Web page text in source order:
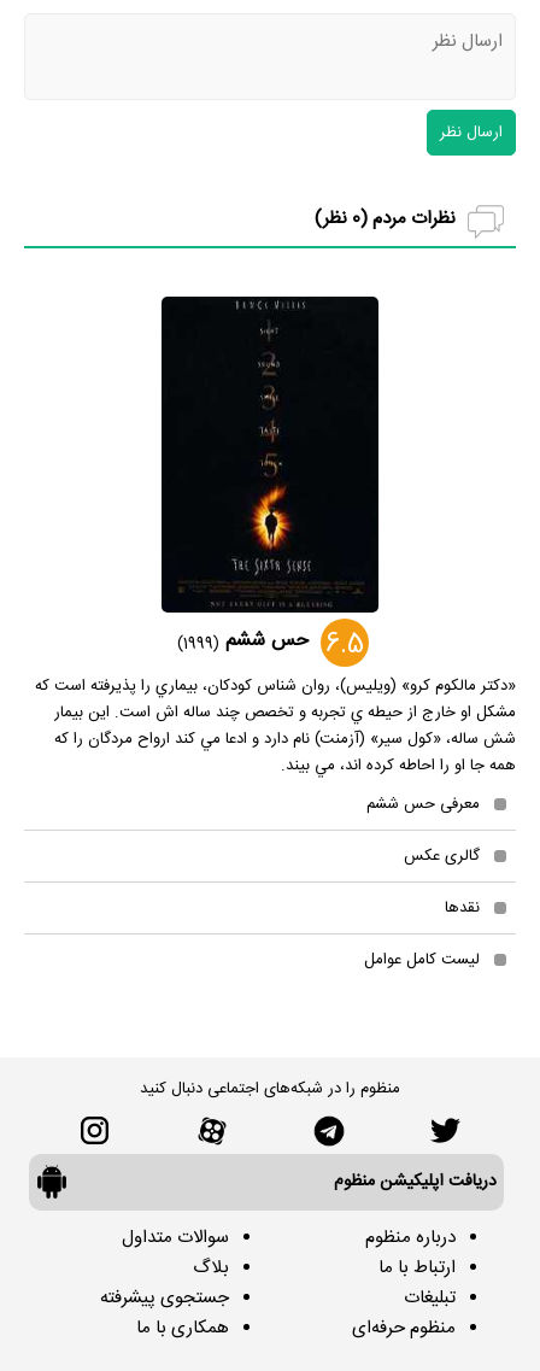
ارسال نظر
نظرات مردم (0 نظر)
6.5 حس ششم (1999)
«دکتر مالکوم کرو» (ويليس)، روان شناس کودکان، بيماري را پذيرفته است که
مشکل او خارج از حيطه ي تجربه و تخصص چند ساله اش است. اين بيمار
شش ساله، «کول سير» (آزمنت) نام دارد و ادعا مي کند ارواح مردگان را که
همه جا او را احاطه کرده اند، مي بيند.
معرفی حس ششم
گالری عکس
نقدها
لیست کامل عوامل
منظوم را در شبکه‌های اجتماعی دنبال کنید
دریافت اپلیکیشن منظوم
درباره منظوم
ارتباط با ما
تبلیغات
منظوم حرفه‌ای
سوالات متداول
بلاگ
جستجوی پیشرفته
همکاری با ما